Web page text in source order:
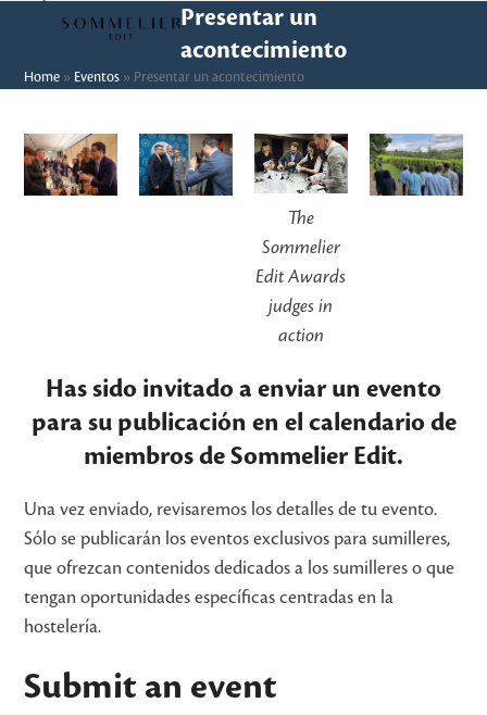
content
Open
menu
Close
menu
Presentar un
acontecimiento
Home » Eventos » Presentar un acontecimiento
The
Sommelier
Edit Awards
judges in
action
Has sido invitado a enviar un evento
para su publicación en el calendario de
miembros de Sommelier Edit.
Una vez enviado, revisaremos los detalles de tu evento.
Sólo se publicarán los eventos exclusivos para sumilleres,
que ofrezcan contenidos dedicados a los sumilleres o que
tengan oportunidades específicas centradas en la
hostelería.
Submit an event